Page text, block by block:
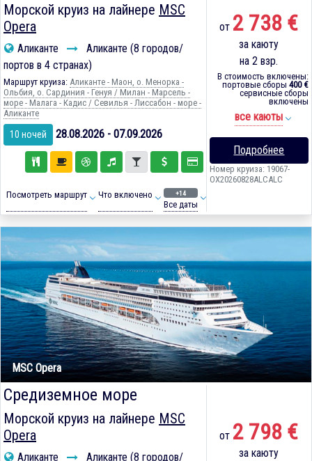
Морской круиз на лайнере MSC
Opera
Аликанте
Аликанте (8 городов/
портов в 4 странах)
Маршрут круиза: Аликанте - Маон, о. Менорка -
Ольбия, о. Сардиния - Генуя / Милан - Марсель -
море - Малага - Кадиc / Севилья - Лиссабон - море -
Аликанте
10 ночей 28.08.2026 - 07.09.2026
Посмотреть маршрут Что включено +14
Все даты
от 2 738 €
за каюту
на 2 взр.
В стоимость включены:
портовые сборы 400 €
сервисные сборы
включены
все каюты
Подробнее
Номер круиза: 19067-
OX20260828ALCALC
MSC Opera
Средиземное море
Морской круиз на лайнере MSC
Opera
Аликанте
Аликанте (8 городов/
от 2 798 €
за каюту